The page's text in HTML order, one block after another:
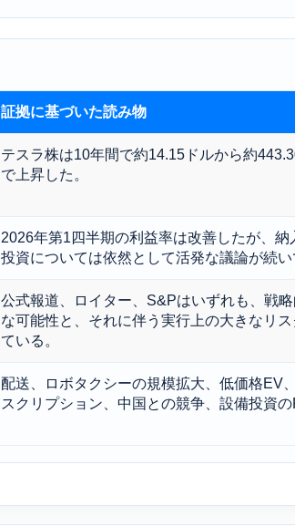
証拠に基づいた読み物
テスラ株は10年間で約14.15ドルから約
で上昇した。
2026年第1四半期の利益率は改善したが、納
投資については依然として活発な議論が続い
公式報道、ロイター、S&Pはいずれも、戦略
な可能性と、それに伴う実行上の大きなリス
ている。
配送、ロボタクシーの規模拡大、低価格EV
スクリプション、中国との競争、設備投資の